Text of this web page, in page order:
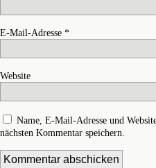
E-Mail-Adresse *
Website
Name, E-Mail-Adresse und
nächsten Kommentar speichern.